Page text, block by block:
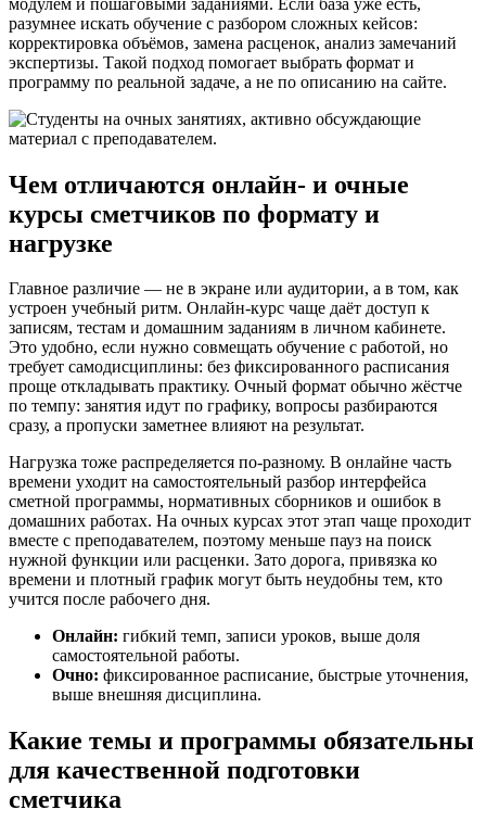
разумнее искать обучение с разбором сложных кейсов:
корректировка объёмов, замена расценок, анализ замечаний
экспертизы. Такой подход помогает выбрать формат и
программу по реальной задаче, а не по описанию на сайте.
Чем отличаются онлайн- и очные
курсы сметчиков по формату и
нагрузке
Главное различие — не в экране или аудитории, а в том, как
устроен учебный ритм. Онлайн-курс чаще даёт доступ к
записям, тестам и домашним заданиям в личном кабинете.
Это удобно, если нужно совмещать обучение с работой, но
требует самодисциплины: без фиксированного расписания
проще откладывать практику. Очный формат обычно жёстче
по темпу: занятия идут по графику, вопросы разбираются
сразу, а пропуски заметнее влияют на результат.
Нагрузка тоже распределяется по-разному. В онлайне часть
времени уходит на самостоятельный разбор интерфейса
сметной программы, нормативных сборников и ошибок в
домашних работах. На очных курсах этот этап чаще проходит
вместе с преподавателем, поэтому меньше пауз на поиск
нужной функции или расценки. Зато дорога, привязка ко
времени и плотный график могут быть неудобны тем, кто
учится после рабочего дня.
Онлайн: гибкий темп, записи уроков, выше доля
самостоятельной работы.
Очно: фиксированное расписание, быстрые уточнения,
выше внешняя дисциплина.
Какие темы и программы обязательны
для качественной подготовки
сметчика